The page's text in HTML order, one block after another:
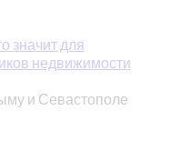
значит для
недвижимости
и Севастополе